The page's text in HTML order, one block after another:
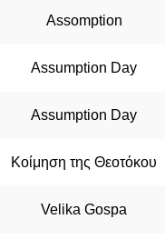
Assomption
Assumption Day
Assumption Day
Κοίμηση της Θεοτόκου
Velika Gospa